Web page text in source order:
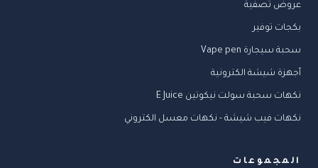
عروض تصفية
بكجات توفير
سحبة سيجارة Vape pen
أجهزة شيشة الكترونية
نكهات سحبة سولت نيكوتين E Juice
نكهات فيب شيشة - نكهات معسل الكتروني
المجموعات